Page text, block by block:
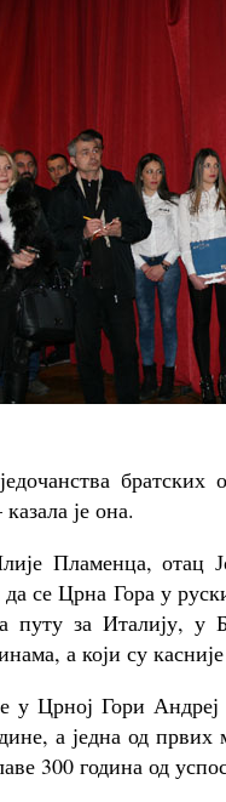
је она.
Пламенца, отац
се Црна Гора у
путу за Италију, у
а који су
у Црној Гори
а једна од
300 година од